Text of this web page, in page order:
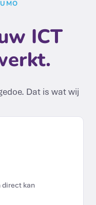
ICT
Dat is wat wij
direct kan